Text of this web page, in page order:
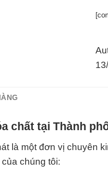
chất tại Thành
là một đơn vị chuyên
chúng tôi: